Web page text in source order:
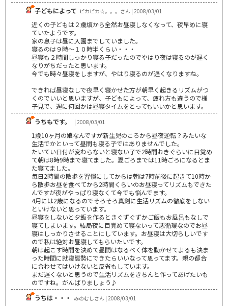
子どもによって ピカピカ☆。。。さん | 2008/03/01
近くの子どもは２歳頃から全然お昼寝しなくなって、夜早めに寝
ていたようです。
家の息子は昼に入園までしていました。
寝るのは９時～１０時半くらい・・・
昼寝も２時間しっかり寝る子だったのでやはり夜は寝るのが遅く
なりがちだったと思います。
今でも時々昼寝をしますが、やはり寝るのが遅くなりますね。
できれば昼寝なしで夜早く寝かせた方が朝早く起きるリズムがつ
くのでいいと思いますが、子どもによって、疲れ方も違うので様
子見で、週に何回かは昼寝タイムをとってもいいかと思います。
うちもです。
| 2008/03/01
1歳10ヶ月の娘なんですが新生児のころから昼夜逆転？みたいな
生活でかといって昼間も寝る子ではありませんでした。
たいてい日付が変わらないと寝ない子で2時間おきぐらいに目覚め
て朝は8時9時まで寝てました。夏ごろまでは11時ごろになるとま
た寝てました。
毎日2時間の散歩を習慣にしてからは朝は7時前後に起きて10時か
ら散歩お昼を食べてから2時間くらいのお昼寝ってリズムもできた
んですが夜がやっぱり寝なくて今でも悩んでます。
4月には2歳になるのでそろそろ真剣に生活リズムの徹底をしない
といけないと思っています。
昼寝をしないと夕飯を作るときぐずぐずかご飯もお風呂もなしで
寝てしまいます。結局夜に目覚めて寝ないって悪循環なのでお昼
寝はしっかりさせることにしています。お昼寝は大切らしいです
ので私は絶対お昼寝してもらいたいです。
朝は起こす時間を決めて昼間はなるべく体を動かせてよるも決ま
った時間に就寝態勢にできたらいいなって思ってます。親の都合
に合わせてはいけないと反省もしています。
まだ遅くないと思うので生活リズムをきちんと作ってあげたいも
のですね。がんばりましょう♪
うちは・・・
みのむしさん | 2008/03/01